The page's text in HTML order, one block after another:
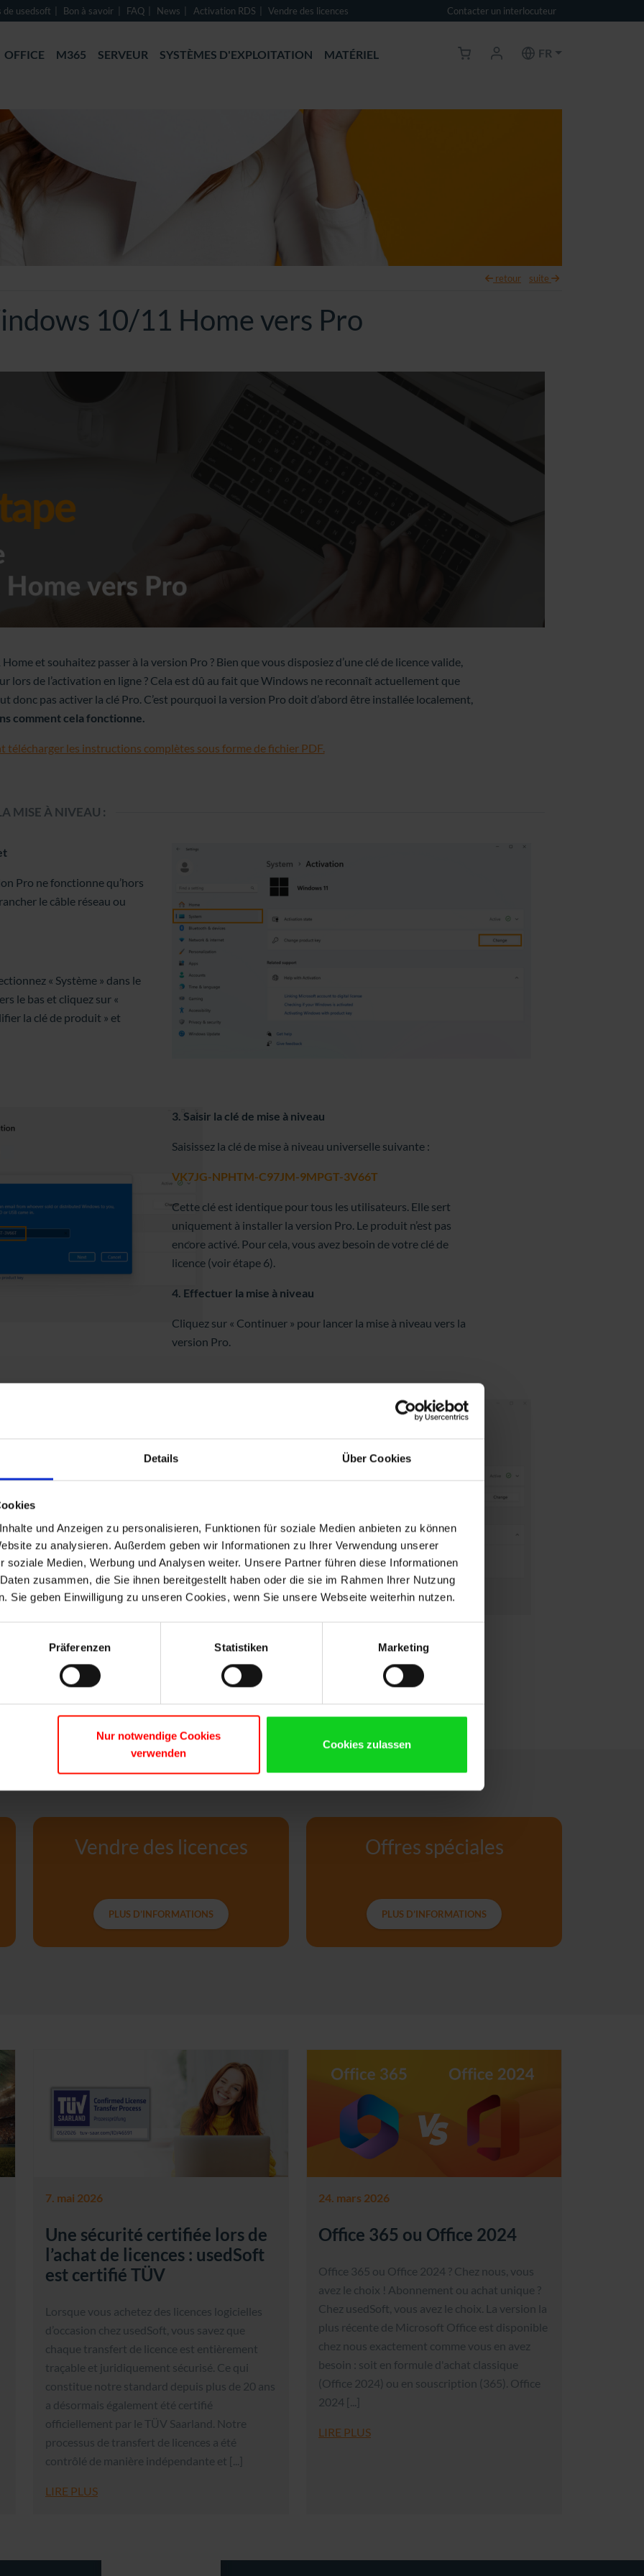
Details Über Cookies
und Anzeigen zu personalisieren, Funktionen für soziale Medien anbieten zu können
zu analysieren. Außerdem geben wir Informationen zu Ihrer Verwendung unserer
soziale Medien, Werbung und Analysen weiter. Unsere Partner führen diese Informationen
zusammen, die Sie ihnen bereitgestellt haben oder die sie im Rahmen Ihrer Nutzung
Sie geben Einwilligung zu unseren Cookies, wenn Sie unsere Webseite weiterhin nutzen.
Präferenzen Statistiken Marketing
Nur notwendige Cookies
verwenden
Cookies zulassen
de usedsoft Bon à savoir FAQ News Activation RDS Vendre des licences Contacter un interlocuteur
OFFICE M365 SERVEUR SYSTÈMES D'EXPLOITATION MATÉRIEL FR
retour suite
10/11 Home vers Pro
et souhaitez passer à la version Pro ? Bien que vous disposiez d’une clé de licence valide,
lors de l’activation en ligne ? Cela est dû au fait que Windows ne reconnaît actuellement que
donc pas activer la clé Pro. C’est pourquoi la version Pro doit d’abord être installée localement,
comment cela fonctionne.
télécharger les instructions complètes sous forme de fichier PDF.
MISE À NIVEAU :
Pro ne fonctionne qu’hors
le câble réseau ou
« Système » dans le
le bas et cliquez sur «
la clé de produit » et
3. Saisir la clé de mise à niveau
Saisissez la clé de mise à niveau universelle suivante :
VK7JG-NPHTM-C97JM-9MPGT-3V66T
Cette clé est identique pour tous les utilisateurs. Elle sert
uniquement à installer la version Pro. Le produit n’est pas
encore activé. Pour cela, vous avez besoin de votre clé de
licence (voir étape 6).
4. Effectuer la mise à niveau
Cliquez sur « Continuer » pour lancer la mise à niveau vers la
version Pro.
votre ordinateur
Paramètres » > « Système » >
« Modifier la clé de produit ».
que nous vous avons
Vendre des licences
PLUS D’INFORMATIONS
Offres spéciales
PLUS D’INFORMATIONS
7. mai 2026
Une sécurité certifiée lors de
l’achat de licences : usedSoft
est certifié TÜV
Lorsque vous achetez des licences logicielles
d’occasion chez usedSoft, vous savez que
chaque transfert de licence est entièrement
traçable et juridiquement sécurisé. Ce qui
constitue notre standard depuis plus de 20 ans
a désormais également été certifié
officiellement par le TÜV Saarland. Notre
processus de transfert de licences a été
contrôlé de manière indépendante et [...]
LIRE PLUS
24. mars 2026
Office 365 ou Office 2024
Office 365 ou Office 2024 ? Chez nous, vous
avez le choix ! Abonnement ou achat unique ?
Chez usedSoft, vous avez le choix. La version la
plus récente de Microsoft Office est disponible
chez nous exactement comme vous en avez
besoin : soit en formule d'achat classique
(Office 2024) ou en souscription (365). Office
2024 [...]
LIRE PLUS